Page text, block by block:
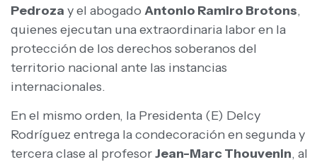
Pedroza y el abogado Antonio Ramiro Brotons,
quienes ejecutan una extraordinaria labor en la
protección de los derechos soberanos del
territorio nacional ante las instancias
internacionales.
En el mismo orden, la Presidenta (E) Delcy
Rodríguez entrega la condecoración en segunda y
tercera clase al profesorJean-Marc Thouvenin, al